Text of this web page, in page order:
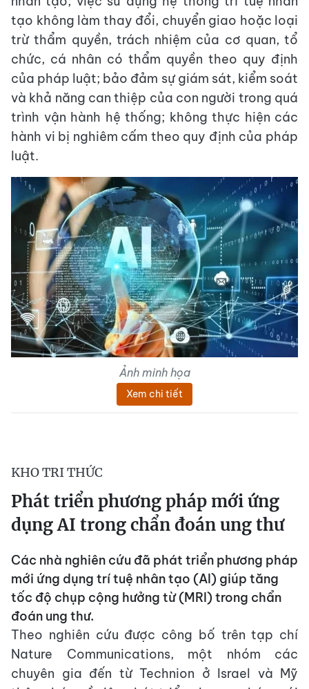
tạo không làm thay đổi, chuyển giao hoặc loại
trừ thẩm quyền, trách nhiệm của cơ quan, tổ
chức, cá nhân có thẩm quyền theo quy định
của pháp luật; bảo đảm sự giám sát, kiểm soát
và khả năng can thiệp của con người trong quá
trình vận hành hệ thống; không thực hiện các
hành vi bị nghiêm cấm theo quy định của pháp
luật.
Ảnh minh họa
Xem chi tiết
KHO TRI THỨC
Phát triển phương pháp mới ứng
dụng AI trong chẩn đoán ung thư
Các nhà nghiên cứu đã phát triển phương pháp
mới ứng dụng trí tuệ nhân tạo (AI) giúp tăng
tốc độ chụp cộng hưởng từ (MRI) trong chẩn
đoán ung thư.
Theo nghiên cứu được công bố trên tạp chí
Nature Communications, một nhóm các
chuyên gia đến từ Technion ở Israel và Mỹ